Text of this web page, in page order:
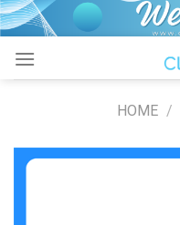
Skip
to
content
HOME /